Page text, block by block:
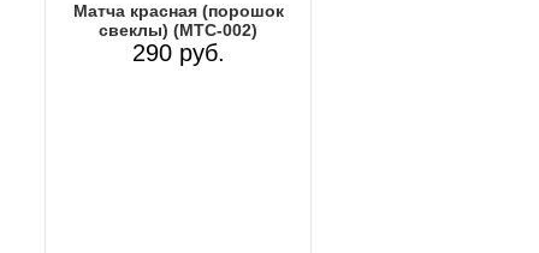
Матча красная (порошок
свеклы) (MTC-002)
290 руб.